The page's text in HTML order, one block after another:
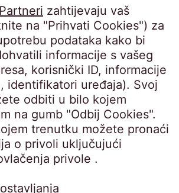
• MBS
banka Zagreb d.d.,
• Temeljni
EUR, uplaćen u cijelosti •
Cerinski, Bernhard
Žitnik